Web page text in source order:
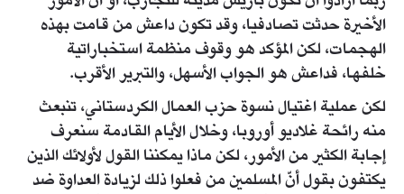
الأخيرة حدثت تصادفيا، وقد تكون داعش من قامت بهذه
الهجمات، لكن المؤكد هو وقوف منظمة استخباراتية
خلفها، فداعش هو الجواب الأسهل، والتبرير الأقرب.
لكن عملية اغتيال نسوة حزب العمال الكردستاني، تنبعث
منه رائحة غلاديو أوروبا، وخلال الأيام القادمة سنعرف
إجابة الكثير من الأمور، لكن ماذا يمكننا القول لأولائك الذين
يكتفون بقول أنّ المسلمين من فعلوا ذلك لزيادة العداوة ضد